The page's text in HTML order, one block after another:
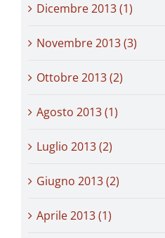
Dicembre 2013 (1)
Novembre 2013 (3)
Ottobre 2013 (2)
Agosto 2013 (1)
Luglio 2013 (2)
Giugno 2013 (2)
Aprile 2013 (1)